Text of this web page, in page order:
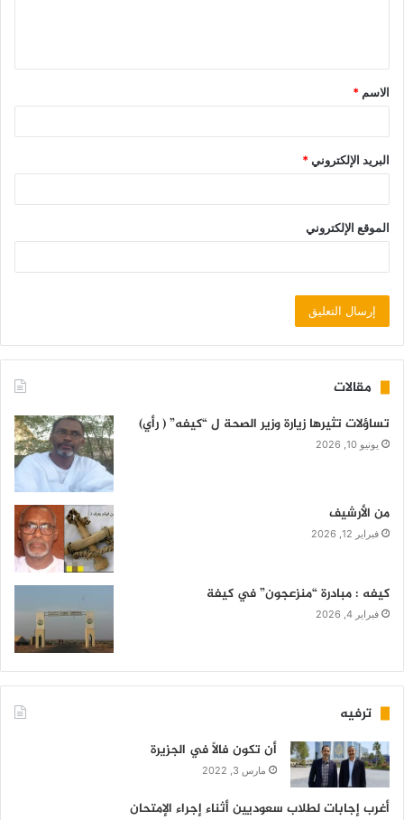
الاسم *
البريد الإلكتروني*
الموقع الإلكتروني
مقالات
تساؤلات تثيرها زيارة وزير الصحة ل “كيفه” ( رأي)
يونيو 10, 2026
من الأرشيف
فبراير 12, 2026
كيفه : مبادرة “منزعجون” في كيفة
فبراير 4, 2026
ترفيه
أن تكون فالاً في الجزيرة
مارس 3, 2022
أغرب إجابات لطلاب سعوديين أثناء إجراء الإمتحان